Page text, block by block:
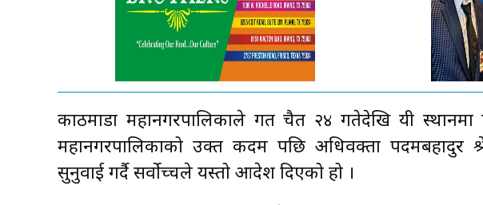
काठमाडौँ महानगरपालिकाले गत चैत २४ गतेदेखि यी स्थानमा
महानगरपालिकाको उक्त कदम पछि अधिवक्ता पदमबहादुर
सुनुवाई गर्दै सर्वोच्चले यस्तो आदेश दिएको हो ।